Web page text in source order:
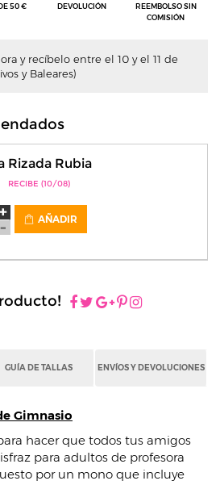
50 €
DEVOLUCIÓN
REEMBOLSO SIN
COMISIÓN
y recíbelo entre el 10 y el 11 de
y Baleares)
Rizada Rubia
RECIBE (10/08)
AÑADIR
GUÍA DE TALLAS ENVÍOS Y DEVOLUCIONES
Gimnasio
hacer que todos tus amigos
para adultos de profesora
por un mono que incluye